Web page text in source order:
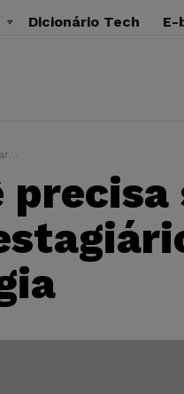
Dicionário Tech E-
precisa